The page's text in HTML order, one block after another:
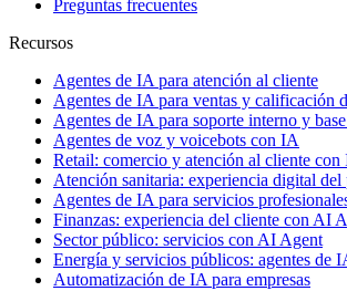
Preguntas frecuentes
Recursos
Agentes de IA para atención al cliente
Agentes de IA para ventas y calificación
Agentes de IA para soporte interno y
Agentes de voz y voicebots con IA
Retail: comercio y atención al cliente con
Atención sanitaria: experiencia digital del
Agentes de IA para servicios
Finanzas: experiencia del cliente con AI
Sector público: servicios con AI Agent
Energía y servicios públicos: agentes de
Automatización de IA para empresas